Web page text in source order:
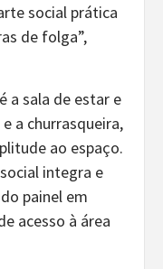
social prática
de folga”,
a sala de estar e
a churrasqueira,
ao espaço.
integra e
painel em
acesso à área